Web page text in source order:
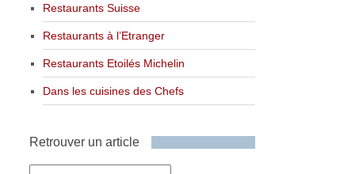
Restaurants Suisse
Restaurants à l’Etranger
Restaurants Etoilés Michelin
Dans les cuisines des Chefs
Retrouver un article